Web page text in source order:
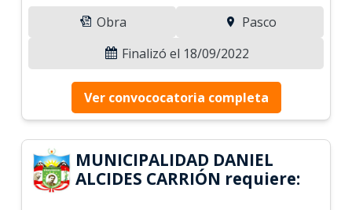
Obra
Pasco
Finalizó el 18/09/2022
Ver convococatoria completa
MUNICIPALIDAD DANIEL
ALCIDES CARRIÓN requiere: